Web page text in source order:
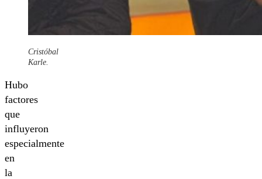
Cristóbal
Karle.
Hubo
factores
que
influyeron
especialmente
en
la